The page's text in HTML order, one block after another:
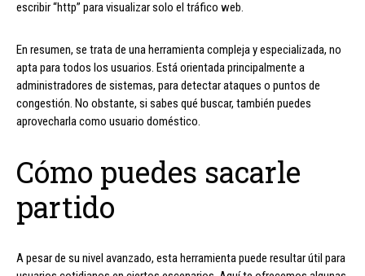
escribir “http” para visualizar solo el tráfico web.
En resumen, se trata de una herramienta compleja y especializada, no
apta para todos los usuarios. Está orientada principalmente a
administradores de sistemas, para detectar ataques o puntos de
congestión. No obstante, si sabes qué buscar, también puedes
aprovecharla como usuario doméstico.
Cómo puedes sacarle
partido
A pesar de su nivel avanzado, esta herramienta puede resultar útil para